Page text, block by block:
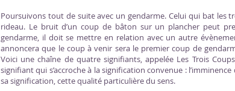
Poursuivons tout de suite avec un gendarme. Celui qui bat les
rideau. Le bruit d’un coup de bâton sur un plancher peut
gendarme, il doit se mettre en relation avec un autre
annoncera que le coup à venir sera le premier coup de
Voici une chaîne de quatre signifiants, appelée Les Trois
signifiant qui s’accroche à la signification convenue :
sa signification, cette qualité particulière du sens.